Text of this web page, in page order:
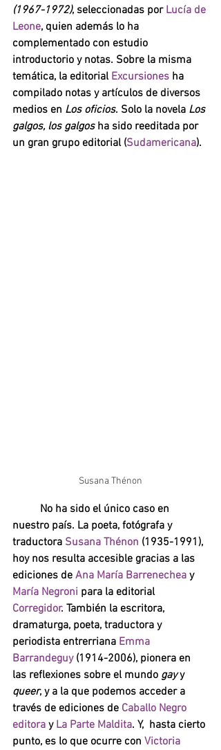
(1967-1972), seleccionadas por Lucía de
Leone, quien además lo ha
complementado con estudio
introductorio y notas. Sobre la misma
temática, la editorial Excursiones ha
compilado notas y artículos de diversos
medios en Los oficios. Solo la novela Los
galgos, los galgos ha sido reeditada por
un gran grupo editorial (Sudamericana).
Susana Thénon
No ha sido el único caso en
nuestro país. La poeta, fotógrafa y
traductora Susana Thénon (1935-1991),
hoy nos resulta accesible gracias a las
ediciones de Ana María Barrenechea y
María Negroni para la editorial
Corregidor. También la escritora,
dramaturga, poeta, traductora y
periodista entrerriana Emma
Barrandeguy (1914-2006), pionera en
las reflexiones sobre el mundo gay y
queer, y a la que podemos acceder a
través de ediciones de Caballo Negro
editora y La Parte Maldita. Y,  hasta cierto
punto, es lo que ocurre con Victoria